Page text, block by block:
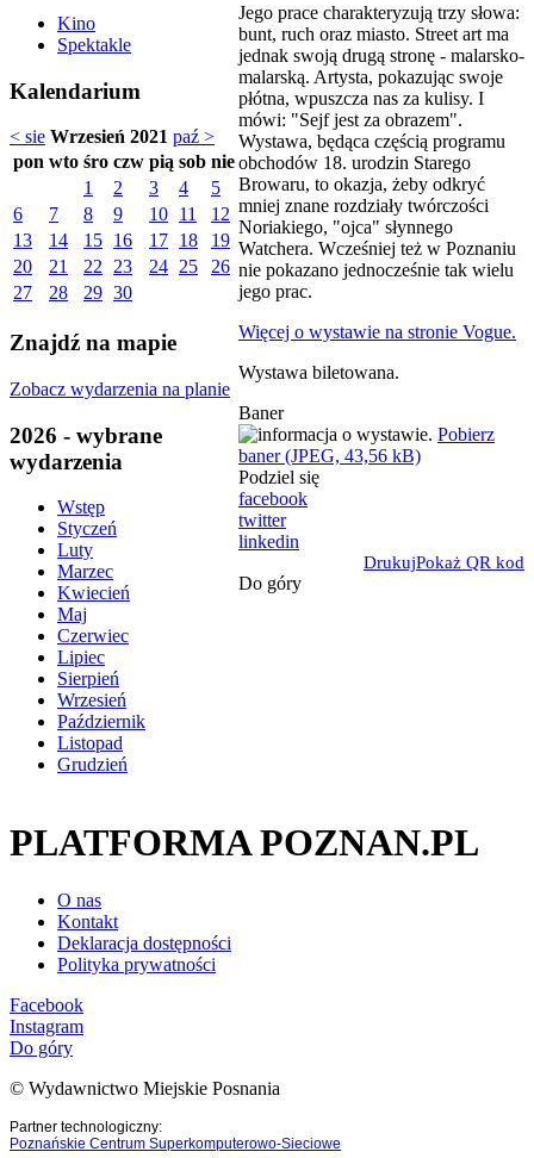
Kino
Spektakle
Kalendarium
< sie Wrzesień 2021 paź >
pon wto śro czw pią sob nie
1
2 3 4
5
6
7 8 9 10 11
12
13
14 15 16 17 18
19
20
21 22 23 24 25
26
27
28 29 30
Znajdź na mapie
Zobacz wydarzenia na planie
2026 - wybrane
wydarzenia
Wstęp
Styczeń
Luty
Marzec
Kwiecień
Maj
Czerwiec
Lipiec
Sierpień
Wrzesień
Październik
Listopad
Grudzień
Jego prace charakteryzują trzy słowa:
bunt, ruch oraz miasto. Street art ma
jednak swoją drugą stronę - malarsko-
malarską. Artysta, pokazując swoje
płótna, wpuszcza nas za kulisy. I
mówi: "Sejf jest za obrazem".​
Wystawa, będąca częścią programu
obchodów 18. urodzin Starego
Browaru, to okazja, żeby odkryć
mniej znane rozdziały twórczości
Noriakiego, "ojca" słynnego
Watchera. Wcześniej też w Poznaniu
nie pokazano jednocześnie tak wielu
jego prac.
Więcej o wystawie na stronie Vogue.
Wystawa biletowana.
Baner
Pobierz
baner (JPEG, 43,56 kB)
Podziel się
facebook
twitter
linkedin
DrukujPokaż QR kod
Do góry
PLATFORMA POZNAN.PL
O nas
Kontakt
Deklaracja dostępności
Polityka prywatności
Facebook
Instagram
Do góry
© Wydawnictwo Miejskie Posnania
Partner technologiczny:
Poznańskie Centrum Superkomputerowo-Sieciowe